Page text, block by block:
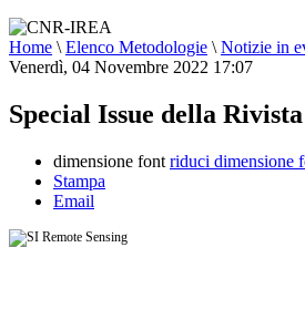
Home \ Elenco Metodologie \ Notizie in
Venerdì, 04 Novembre 2022 17:07
Special Issue della
dimensione font riduci dimensione
Stampa
Email